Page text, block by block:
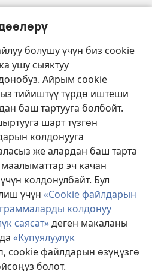
болушу үчүн биз cookie
ушу сыяктуу
Айрым cookie
тийиштүү түрдө иштеши
баш тартууга болбойт.
шарт түзгөн
колдонууга
же алардан баш тарта
эч качан
колдонулбайт. Бул
үчүн «Cookie файлдарын
колдонуу
саясат»деген макаланы
«Купуялуулук
cookie файлдарын өзүңүзгө
болот.
маалымат
and Tract Society of Pennsylvania.
САЯСАТЫ